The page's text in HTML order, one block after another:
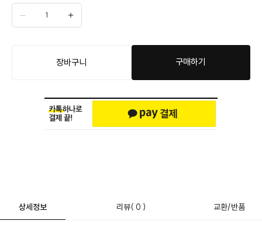
장바구니 구매하기
상세정보 리뷰( 0 ) 교환/반품